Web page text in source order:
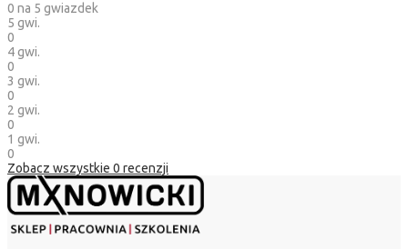
0 na 5 gwiazdek
5 gwi.
0
4 gwi.
0
3 gwi.
0
2 gwi.
0
1 gwi.
0
Zobacz wszystkie 0 recenzji